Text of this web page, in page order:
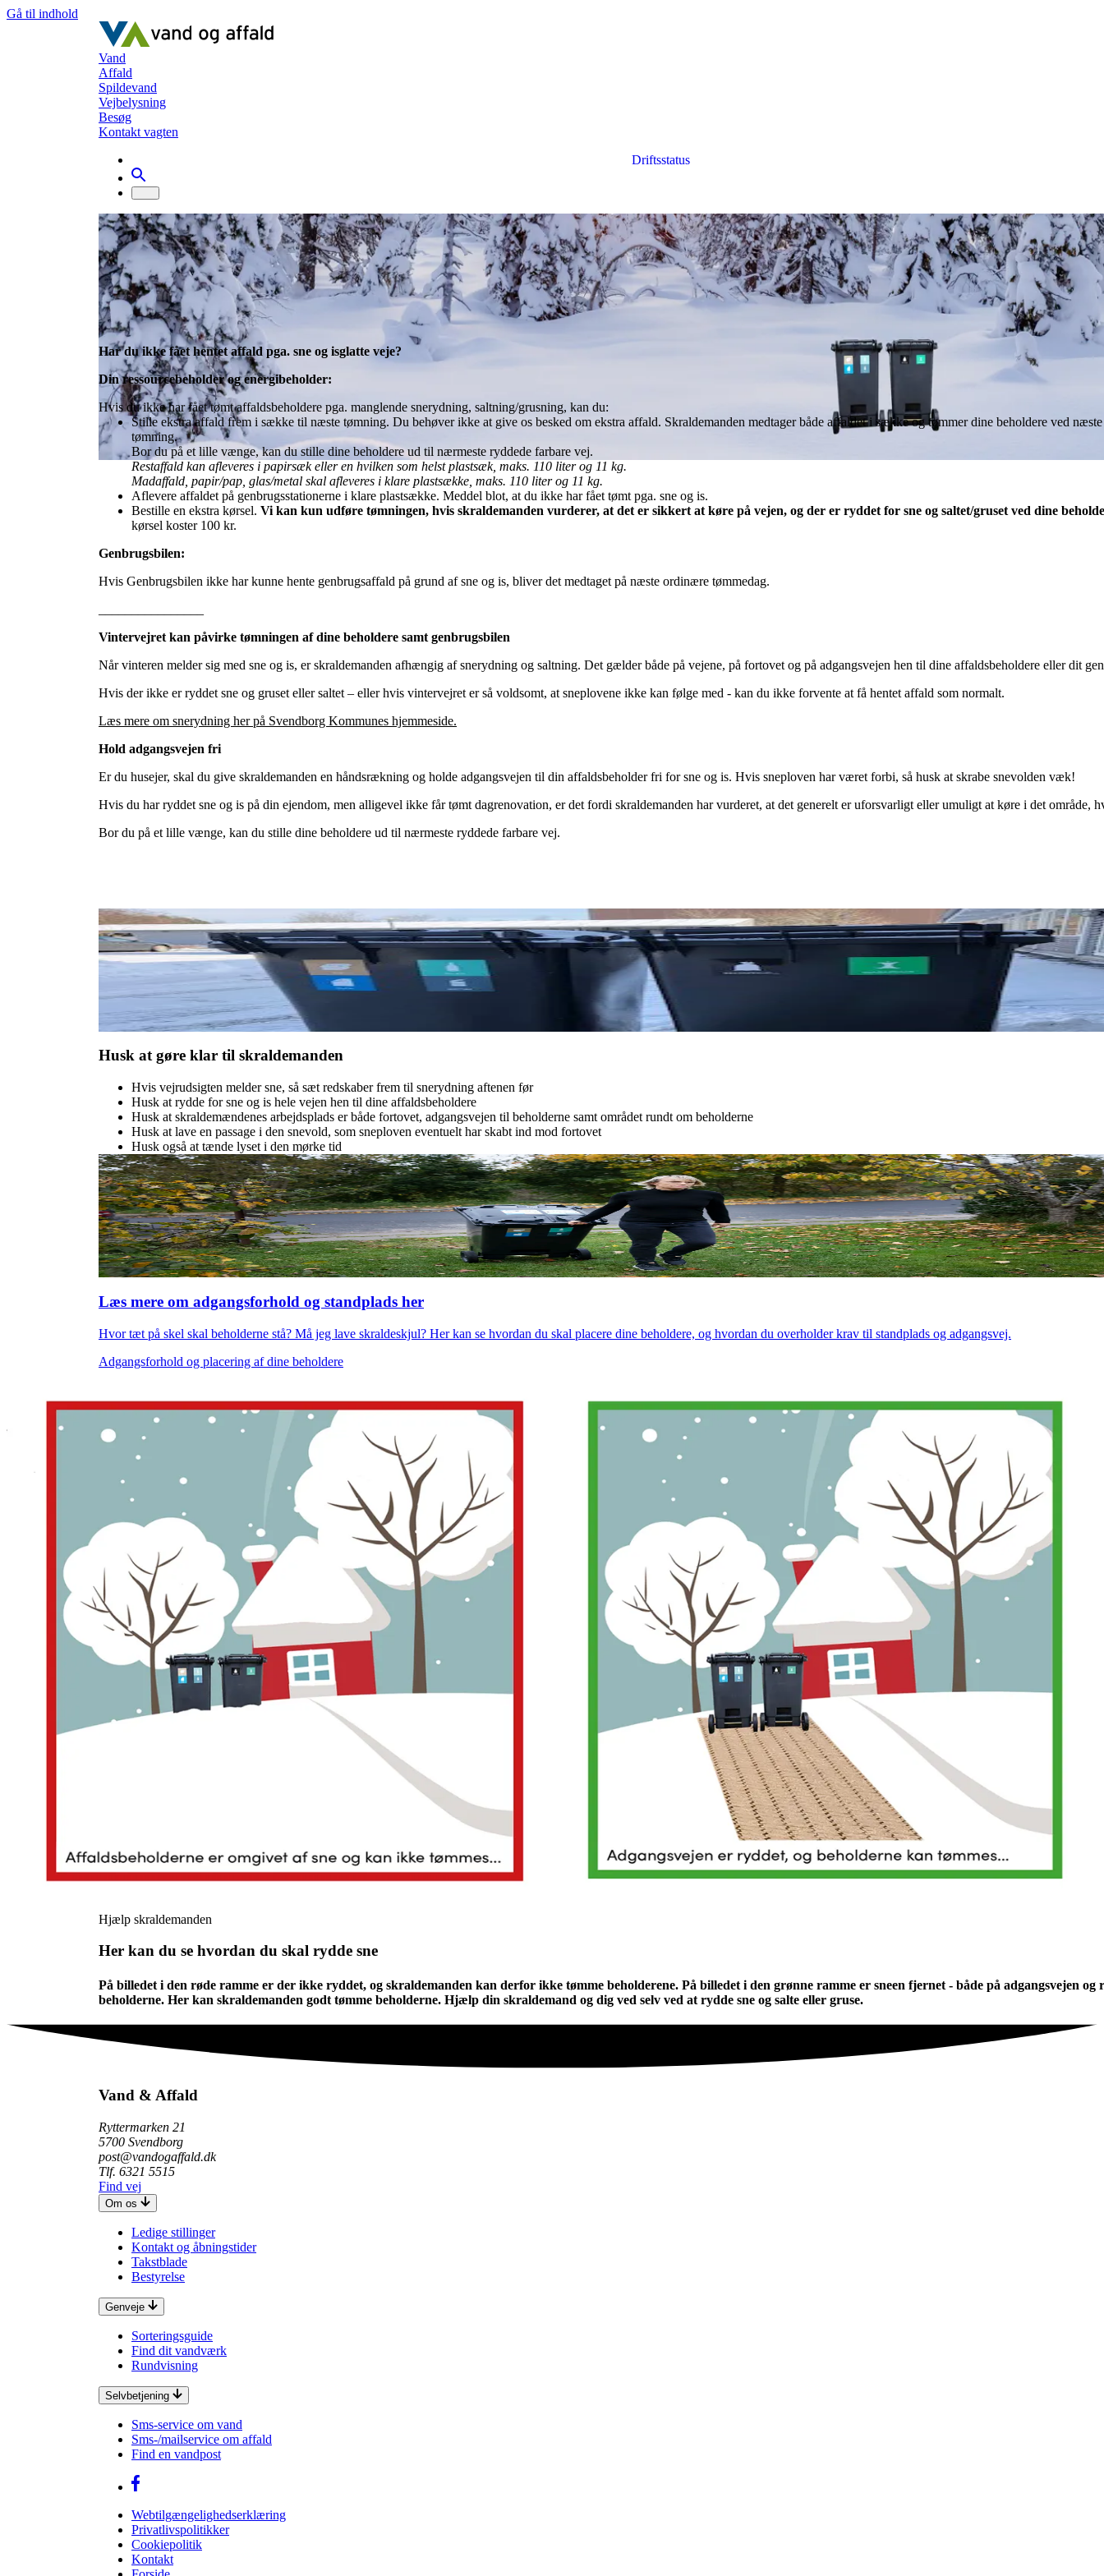
Gå til indhold
Vand
Affald
Spildevand
Vejbelysning
Besøg
Kontakt vagten
Driftsstatus
Affald Affald om vinteren
Affald om vinteren
Om vinteren kan det være svært for skraldemanden at komme ordentligt til, når vejene er glatte af is eller sneet til. På
side kan du læse om dine muligheder, hvis du ikke har fået hentet affald og hvad du kan gøre for at hjælpe
Har du ikke fået hentet affald pga. sne og isglatte veje?
Din ressourcebeholder og energibeholder:
Hvis du ikke har fået tømt affaldsbeholdere pga. manglende snerydning, saltning/grusning, kan du:
Stille ekstra affald frem i sække til næste tømning. Du behøver ikke at give os besked om ekstra affald. Skraldemanden medtager både affaldet i sække og tømmer dine beholdere ved
tømning.
Bor du på et lille vænge, kan du stille dine beholdere ud til nærmeste ryddede farbare vej.
Restaffald kan afleveres i papirsæk eller en hvilken som helst plastsæk, maks. 110 liter og 11 kg.
Madaffald, papir/pap, glas/metal skal afleveres i klare plastsække, maks. 110 liter og 11 kg.
Aflevere affaldet på genbrugsstationerne i klare plastsække. Meddel blot, at du ikke har fået tømt pga. sne og is.
Bestille en ekstra kørsel. Vi kan kun udføre tømningen, hvis skraldemanden vurderer, at det er sikkert at køre på vejen, og der er ryddet for sne og saltet/gruset ved dine
kørsel koster 100 kr.
Genbrugsbilen:
Hvis Genbrugsbilen ikke har kunne hente genbrugsaffald på grund af sne og is, bliver det medtaget på næste ordinære tømmedag.
Vintervejret kan påvirke tømningen af dine beholdere samt genbrugsbilen
Når vinteren melder sig med sne og is, er skraldemanden afhængig af snerydning og saltning. Det gælder både på vejene, på fortovet og på adgangsvejen hen til dine affaldsbeholdere eller dit
Hvis der ikke er ryddet sne og gruset eller saltet – eller hvis vintervejret er så voldsomt, at sneplovene ikke kan følge med - kan du ikke forvente at få hentet affald som normalt.
Læs mere om snerydning her på Svendborg Kommunes hjemmeside.
Hold adgangsvejen fri
Er du husejer, skal du give skraldemanden en håndsrækning og holde adgangsvejen til din affaldsbeholder fri for sne og is. Hvis sneploven har været forbi, så husk at skrabe snevolden væk!
Hvis du har ryddet sne og is på din ejendom, men alligevel ikke får tømt dagrenovation, er det fordi skraldemanden har vurderet, at det generelt er uforsvarligt eller umuligt at køre i det område,
Bor du på et lille vænge, kan du stille dine beholdere ud til nærmeste ryddede farbare vej.
Husk at gøre klar til skraldemanden
Hvis vejrudsigten melder sne, så sæt redskaber frem til snerydning aftenen før
Husk at rydde for sne og is hele vejen hen til dine affaldsbeholdere
Husk at skraldemændenes arbejdsplads er både fortovet, adgangsvejen til beholderne samt området rundt om beholderne
Husk at lave en passage i den snevold, som sneploven eventuelt har skabt ind mod fortovet
Husk også at tænde lyset i den mørke tid
Læs mere om adgangsforhold og standplads her
Hvor tæt på skel skal beholderne stå? Må jeg lave skraldeskjul? Her kan se hvordan du skal placere dine beholdere, og hvordan du overholder krav til standplads og adgangsvej.
Adgangsforhold og placering af dine beholdere
Hjælp skraldemanden
Her kan du se hvordan du skal rydde sne
På billedet i den røde ramme er der ikke ryddet, og skraldemanden kan derfor ikke tømme beholderene. På billedet i den grønne ramme er sneen fjernet - både på adgangsvejen og
beholderne. Her kan skraldemanden godt tømme beholderne. Hjælp din skraldemand og dig ved selv ved at rydde sne og salte eller gruse.
Vand & Affald
Ryttermarken 21
5700 Svendborg
post@vandogaffald.dk
Tlf. 6321 5515
Find vej
Om os
Ledige stillinger
Kontakt og åbningstider
Takstblade
Bestyrelse
Genveje
Sorteringsguide
Find dit vandværk
Rundvisning
Selvbetjening
Sms-service om vand
Sms-/mailservice om affald
Find en vandpost
Webtilgængelighedserklæring
Privatlivspolitikker
Cookiepolitik
Kontakt